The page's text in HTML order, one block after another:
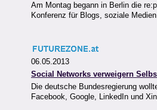
Am Montag begann in Berlin die
Konferenz für Blogs, soziale
06.05.2013
Social Networks verweigern
Die deutsche Bundesregierung
Facebook, Google, LinkedIn und